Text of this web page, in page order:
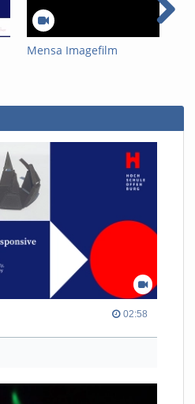
Mensa Imagefilm
02:58